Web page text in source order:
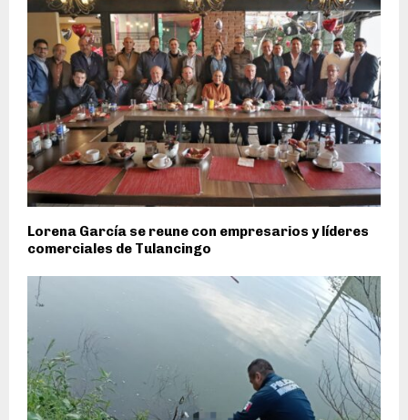
Lorena García se reune con empresarios y líderes
comerciales de Tulancingo